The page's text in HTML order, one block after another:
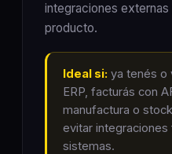
integraciones
producto.
Ideal si: ya tenés o
ERP, facturás con
manufactura o
evitar
sistemas.